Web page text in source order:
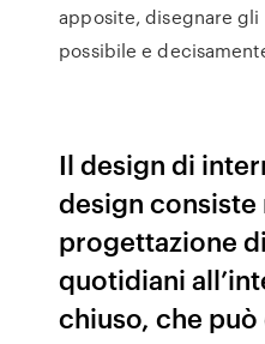
apposite, disegnare
possibile e
Il design di
design consiste
progettazione
quotidiani
chiuso, che